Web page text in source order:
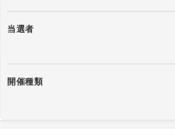
当選者
開催種類